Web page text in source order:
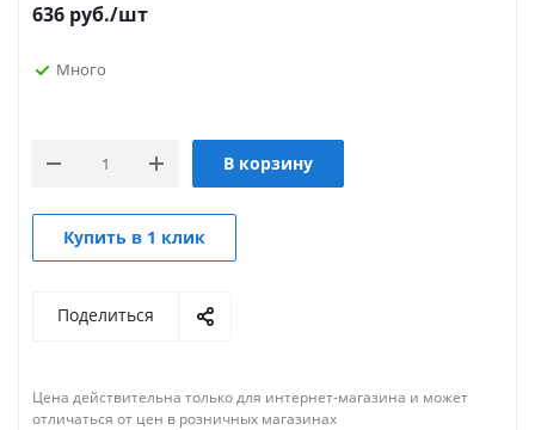
636 руб./шт
Много
В корзину
Купить в 1 клик
Поделиться
Цена действительна только для интернет-магазина и может
отличаться от цен в розничных магазинах